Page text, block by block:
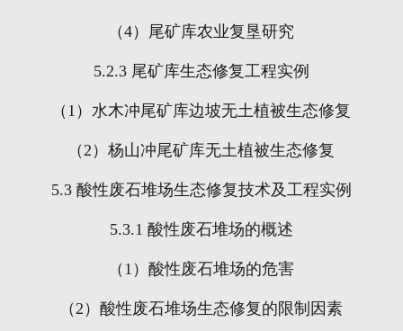
（4）尾矿库农业复垦研究
5.2.3 尾矿库生态修复工程实例
（ 1 ）水木冲尾矿库边坡无土植被生态修复
（ 2 ）杨山冲尾矿库无土植被生态修复
5.3 酸性废石堆场生态修复技术及工程实例
5.3.1 酸性废石堆场的概述
（ 1 ）酸性废石堆场的危害
（ 2 ）酸性废石堆场生态修复的限制因素